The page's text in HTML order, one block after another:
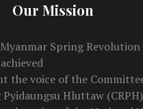
Our Mission
Spring
the voice of the
Hluttaw (CRPH)